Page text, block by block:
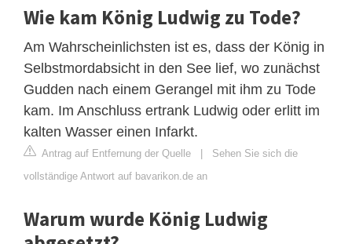
Wie kam König Ludwig zu Tode?
Am Wahrscheinlichsten ist es, dass der König in
Selbstmordabsicht in den See lief, wo zunächst
Gudden nach einem Gerangel mit ihm zu Tode
kam. Im Anschluss ertrank Ludwig oder erlitt im
kalten Wasser einen Infarkt.
Antrag auf Entfernung der Quelle | Sehen Sie sich die
vollständige Antwort auf bavarikon.de an
Warum wurde König Ludwig